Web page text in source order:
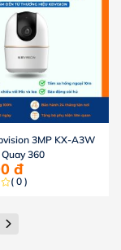
3MP KX-A3W
360
đ
( 0 )